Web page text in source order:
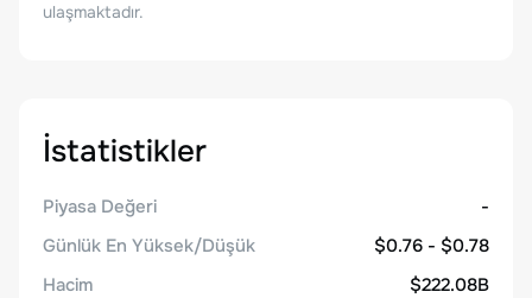
ulaşmaktadır.
İstatistikler
Piyasa Değeri
-
Günlük En Yüksek/Düşük
$0.76 - $0.78
Hacim
$222.08B